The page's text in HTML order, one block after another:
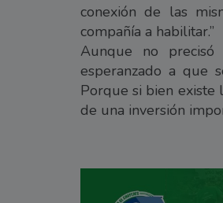
conexión de las
compañía a habilitar.”
Aunque no
esperanzado a que
Porque si bien existe
de una inversión